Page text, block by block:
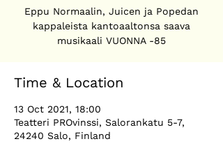
Eppu Normaalin, Juicen ja Popedan
kappaleista kantoaaltonsa saava
musikaali VUONNA -85
Time & Location
13 Oct 2021, 18:00
Teatteri PROvinssi, Salorankatu 5-7,
24240 Salo, Finland